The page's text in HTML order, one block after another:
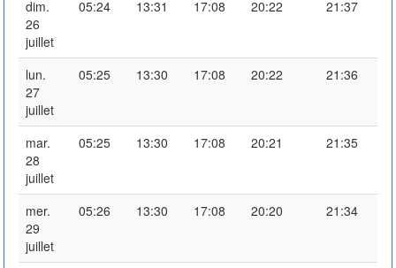
dim.
26
juillet
05:24 13:31 17:08 20:22 21:37
lun.
27
juillet
05:25 13:30 17:08 20:22 21:36
mar.
28
juillet
05:25 13:30 17:08 20:21 21:35
mer.
29
juillet
05:26 13:30 17:08 20:20 21:34